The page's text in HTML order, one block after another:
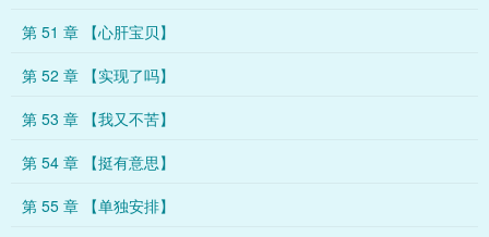
第 51 章 【心肝宝贝】
第 52 章 【实现了吗】
第 53 章 【我又不苦】
第 54 章 【挺有意思】
第 55 章 【单独安排】